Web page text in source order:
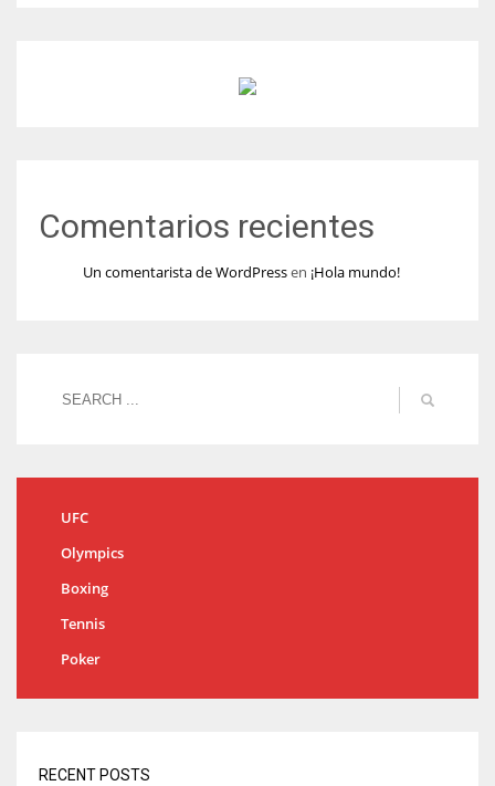
Comentarios recientes
Un comentarista de WordPressen ¡Hola mundo!
UFC
Olympics
Boxing
Tennis
Poker
RECENT POSTS